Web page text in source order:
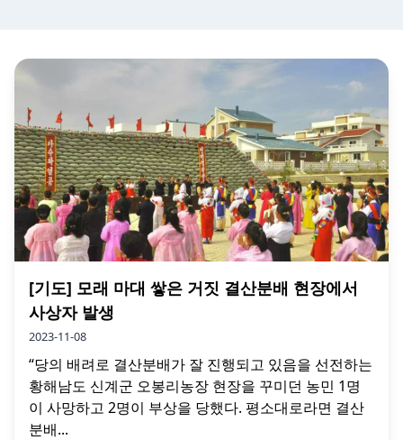
[기도] 모래 마대 쌓은 거짓 결산분배 현장에서
사상자 발생
2023-11-08
“당의 배려로 결산분배가 잘 진행되고 있음을 선전하는
황해남도 신계군 오봉리농장 현장을 꾸미던 농민 1명
이 사망하고 2명이 부상을 당했다. 평소대로라면 결산
분배...